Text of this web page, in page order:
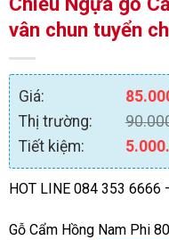
vân chun tuyển
Giá:
Thị trường:
Tiết kiệm:
HOT LINE 084 353 6666
Gỗ Cẩm Hồng Nam Phi